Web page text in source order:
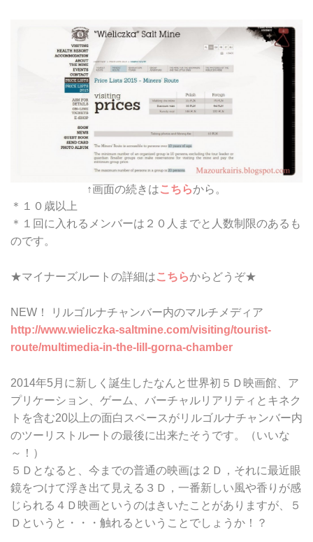
↑画面の続きはこちらから。
＊１０歳以上
＊１回に入れるメンバーは２０人までと人数制限のあるも
のです。
★マイナーズルートの詳細はこちらからどうぞ★
NEW！ リルゴルナチャンバー内のマルチメディア
http://www.wieliczka-saltmine.com/visiting/tourist-
route/multimedia-in-the-lill-gorna-chamber
2014年5月に新しく誕生したなんと世界初５Ｄ映画館、ア
プリケーション、ゲーム、バーチャルリアリティとキネク
トを含む20以上の面白スペースがリルゴルナチャンバー内
のツーリストルートの最後に出来たそうです。（いいな
～！）
５Ｄとなると、今までの普通の映画は２Ｄ，それに最近眼
鏡をつけて浮き出て見える３Ｄ，一番新しい風や香りが感
じられる４Ｄ映画というのはきいたことがありますが、５
Ｄというと・・・触れるということでしょうか！？